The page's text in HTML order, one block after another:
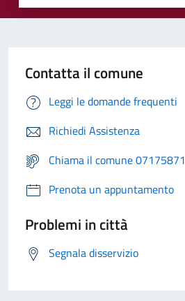
Contatta il comune
Leggi le domande frequenti
Richiedi Assistenza
Chiama il comune 07175871
Prenota un appuntamento
Problemi in città
Segnala disservizio